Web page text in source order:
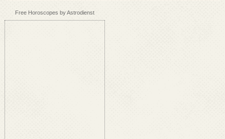
Free Horoscopes by Astrodienst